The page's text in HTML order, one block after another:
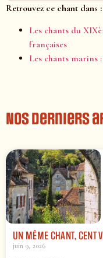
Retrouvez ce chant dans :
Les chants du
françaises
Les chants marins
Nos derniers
UN MÊME CHANT, CENT
juin 9, 2026